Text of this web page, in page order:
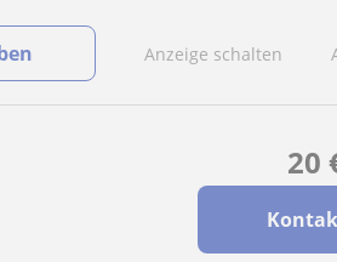
Anzeige schalten
20